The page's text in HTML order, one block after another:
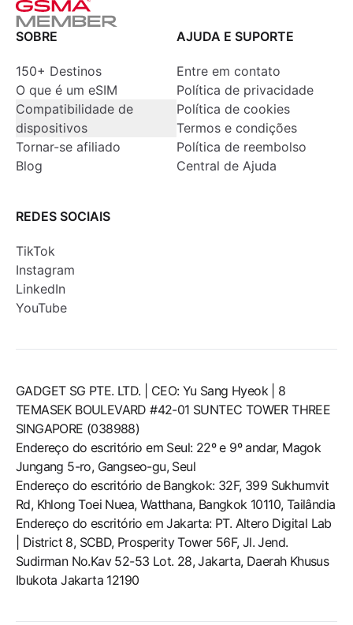
SOBRE
150+ Destinos
O que é um eSIM
Compatibilidade de
dispositivos
Tornar-se afiliado
Blog
AJUDA E SUPORTE
Entre em contato
Política de privacidade
Política de cookies
Termos e condições
Política de reembolso
Central de Ajuda
REDES SOCIAIS
TikTok
Instagram
LinkedIn
YouTube
GADGET SG PTE. LTD. | CEO: Yu Sang Hyeok | 8
TEMASEK BOULEVARD #42-01 SUNTEC TOWER THREE
SINGAPORE (038988)
Endereço do escritório em Seul: 22º e 9º andar, Magok
Jungang 5-ro, Gangseo-gu, Seul
Endereço do escritório de Bangkok: 32F, 399 Sukhumvit
Rd, Khlong Toei Nuea, Watthana, Bangkok 10110, Tailândia
Endereço do escritório em Jakarta: PT. Altero Digital Lab
| District 8, SCBD, Prosperity Tower 56F, Jl. Jend.
Sudirman No.Kav 52-53 Lot. 28, Jakarta, Daerah Khusus
Ibukota Jakarta 12190